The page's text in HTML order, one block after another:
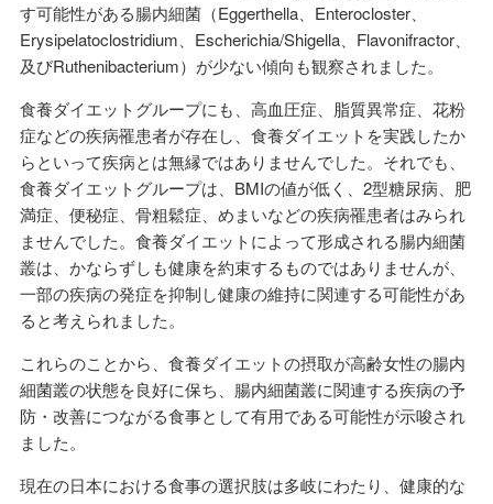
す可能性がある腸内細菌（Eggerthella、Enterocloster、
Erysipelatoclostridium、Escherichia/Shigella、Flavonifractor、
及びRuthenibacterium）が少ない傾向も観察されました。
食養ダイエットグループにも、高血圧症、脂質異常症、花粉
症などの疾病罹患者が存在し、食養ダイエットを実践したか
らといって疾病とは無縁ではありませんでした。それでも、
食養ダイエットグループは、BMIの値が低く、2型糖尿病、肥
満症、便秘症、骨粗鬆症、めまいなどの疾病罹患者はみられ
ませんでした。食養ダイエットによって形成される腸内細菌
叢は、かならずしも健康を約束するものではありませんが、
一部の疾病の発症を抑制し健康の維持に関連する可能性があ
ると考えられました。
これらのことから、食養ダイエットの摂取が高齢女性の腸内
細菌叢の状態を良好に保ち、腸内細菌叢に関連する疾病の予
防・改善につながる食事として有用である可能性が示唆され
ました。
現在の日本における食事の選択肢は多岐にわたり、健康的な